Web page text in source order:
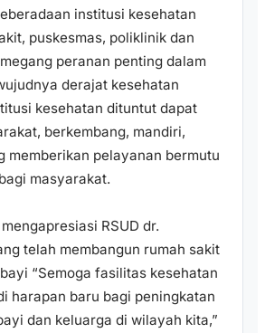
institusi kesehatan
puskesmas, poliklinik dan
peranan penting dalam
derajat kesehatan
kesehatan dituntut dapat
berkembang, mandiri,
memberikan pelayanan bermutu
masyarakat.
RSUD dr.
telah membangun rumah sakit
“Semoga fasilitas kesehatan
harapan baru bagi peningkatan
dan keluarga di wilayah kita,”